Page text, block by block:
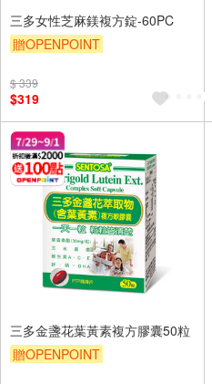
三多女性芝麻鎂複方錠-60PC
贈OPENPOINT
$ 339
$319
三多金盞花葉黃素複方膠囊50粒
贈OPENPOINT